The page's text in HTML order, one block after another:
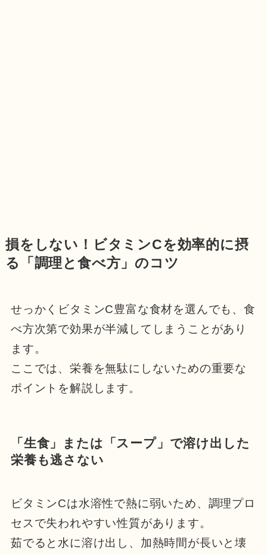
損をしない！ビタミンCを効率的に摂
る「調理と食べ方」のコツ
せっかくビタミンC豊富な食材を選んでも、食
べ方次第で効果が半減してしまうことがあり
ます。
ここでは、栄養を無駄にしないための重要な
ポイントを解説します。
「生食」または「スープ」で溶け出した
栄養も逃さない
ビタミンCは水溶性で熱に弱いため、調理プロ
セスで失われやすい性質があります。
茹でると水に溶け出し、加熱時間が長いと壊